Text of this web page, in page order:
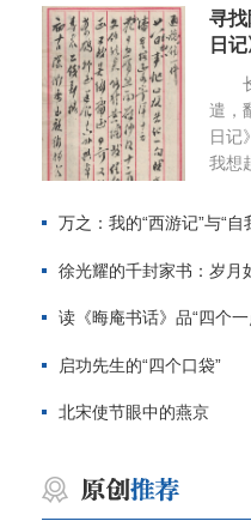
寻找
日
遣，
日记
我
万之：我的“西游记”与“自
徐光耀的千封家书：岁月
读《晦庵书话》品“四个
启功先生的“四个口袋”
北宋使节眼中的燕京